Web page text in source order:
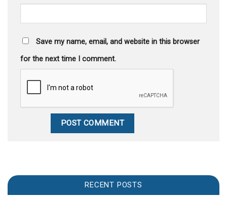
RECENT POSTS
Save my name, email, and website in this browser
for the next time I comment.